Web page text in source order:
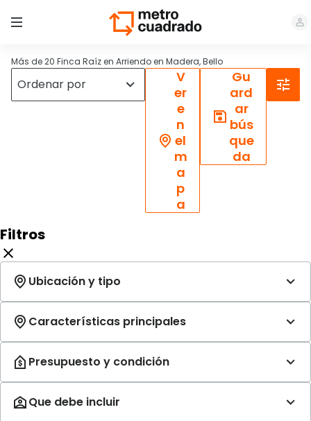
Más de 20 Finca Raíz en Arriendo en Madera, Bello
V
er
e
n
el
m
a
p
a
Gu
ard
ar
bús
que
da
Filtros